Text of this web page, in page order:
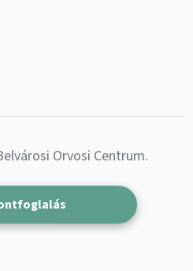
Orvosi Centrum.
Magyar